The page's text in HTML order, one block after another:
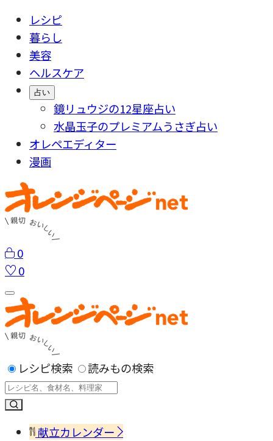
レシピ
暮らし
美容
ヘルスケア
占い
鏡リュウジの12星座占い
水晶玉子のプレミアムうさぎ占い
オレペエディター
漫画
0
0
レシピ検索 読みもの検索
献立カレンダー